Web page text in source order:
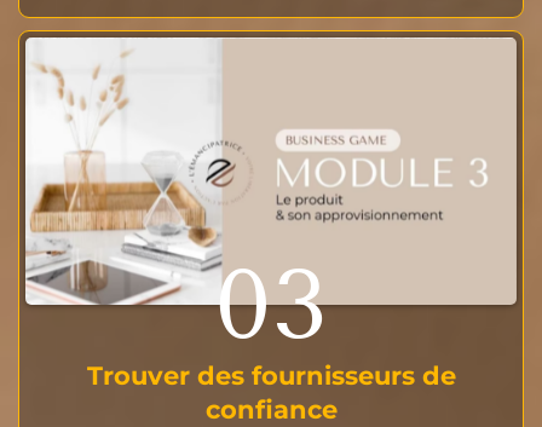
03
Trouver des fournisseurs de
confiance